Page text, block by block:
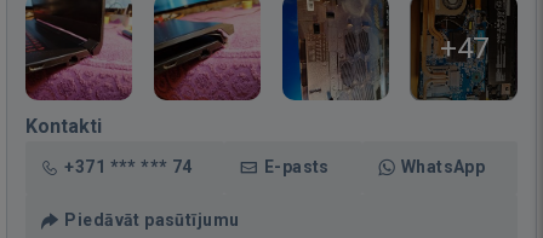
+47
Kontakti
+371 *** *** 74 E-pasts WhatsApp
Piedāvāt pasūtījumu